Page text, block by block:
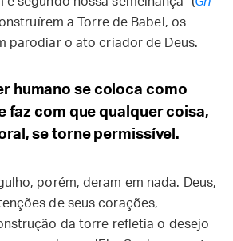
a Torre de Babel, os
parodiar o ato criador de Deus.
humano se coloca como
faz com que qualquer coisa,
se torne permissível.
porém, deram em nada. Deus,
de seus corações,
da torre refletia o desejo